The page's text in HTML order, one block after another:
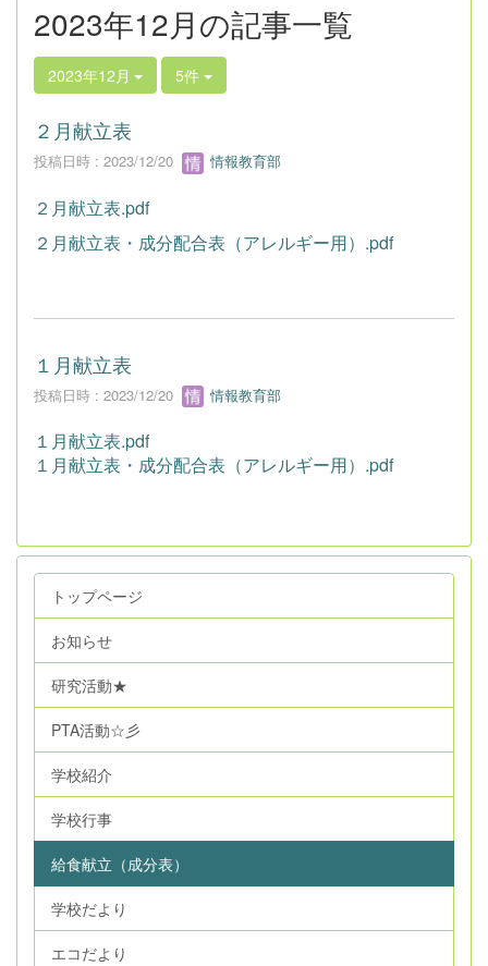
2023年12月の記事一覧
2023年12月 5件
２月献立表
投稿日時 : 2023/12/20 情報教育部
２月献立表.pdf
２月献立表・成分配合表（アレルギー用）.pdf
１月献立表
投稿日時 : 2023/12/20 情報教育部
１月献立表.pdf
１月献立表・成分配合表（アレルギー用）.pdf
トップページ
お知らせ
研究活動★
PTA活動☆彡
学校紹介
学校行事
給食献立（成分表）
学校だより
エコだより